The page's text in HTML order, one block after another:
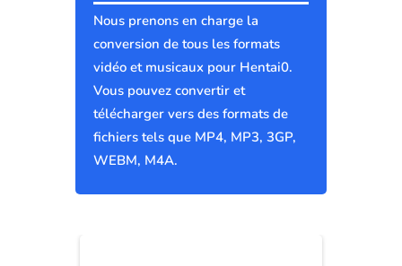
Nous prenons en charge la
conversion de tous les formats
vidéo et musicaux pour Hentai0.
Vous pouvez convertir et
télécharger vers des formats de
fichiers tels que MP4, MP3, 3GP,
WEBM, M4A.